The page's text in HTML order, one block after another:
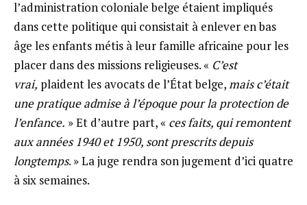
l’administration coloniale belge étaient impliqués
dans cette politique qui consistait à enlever en bas
âge les enfants métis à leur famille africaine pour les
placer dans des missions religieuses. « C’est
vrai, plaident les avocats de l’État belge,mais c’était
une pratique admise à l’époque pour la protection de
l’enfance. » Et d’autre part, « ces faits, qui remontent
aux années 1940 et 1950, sont prescrits depuis
longtemps. » La juge rendra son jugement d’ici quatre
à six semaines.